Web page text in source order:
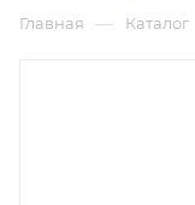
Главная — Каталог